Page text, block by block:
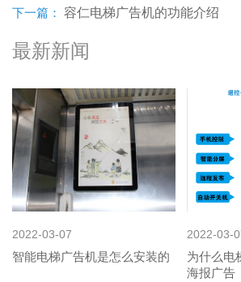
下一篇： 容仁电梯广告机的功能介绍
最新新闻
2022-03-07
智能电梯广告机是怎么安装的
2022-03-
为什么电
海报广告